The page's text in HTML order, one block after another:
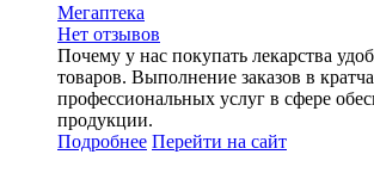
Мегаптека
Нет отзывов
Почему у нас покупать лекарства
товаров. Выполнение заказов в
профессиональных услуг в сфере
продукции.
Подробнее Перейти на сайт